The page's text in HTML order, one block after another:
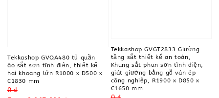
Tekkashop GVQA480 tủ quần
áo sắt sơn tĩnh điện, thiết kế
hai khoang lớn R1000 x D500 x
C1830 mm
Regular
0 ₫
Tekkashop GVGT2833 Giường
tầng sắt thiết kế an toàn,
Khung sắt phun sơn tĩnh điện,
giát giường bằng gỗ ván ép
công nghiệp, R1900 x D850 x
C1650 mm